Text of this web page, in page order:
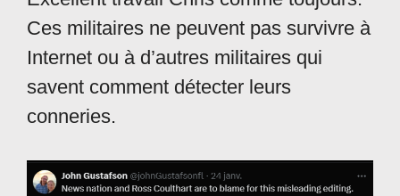
Ces militaires ne peuvent pas survivre à
Internet ou à d’autres militaires qui
savent comment détecter leurs
conneries.